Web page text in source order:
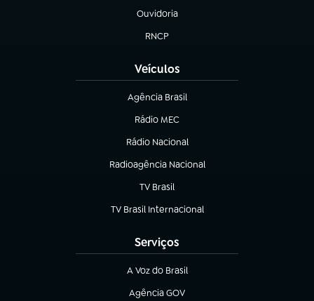
Ouvidoria
(abre em nova aba)
RNCP
(abre em nova aba)
Veículos
Agência Brasil
(abre em nova aba)
Rádio MEC
Rádio Nacional
(abre em nova aba)
Radioagência Nacional
(abre em nova aba)
TV Brasil
(abre em nova aba)
TV Brasil Internacional
(abre em nova aba)
Serviços
A Voz do Brasil
(abre em nova aba)
Agência GOV
(abre em nova aba)